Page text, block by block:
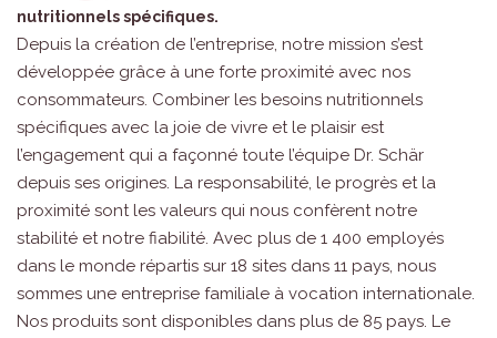
nutritionnels spécifiques.
Depuis la création de l’entreprise, notre mission s’est
développée grâce à une forte proximité avec nos
consommateurs. Combiner les besoins nutritionnels
spécifiques avec la joie de vivre et le plaisir est
l’engagement qui a façonné toute l’équipe Dr. Schär
depuis ses origines. La responsabilité, le progrès et la
proximité sont les valeurs qui nous confèrent notre
stabilité et notre fiabilité. Avec plus de 1 400 employés
dans le monde répartis sur 18 sites dans 11 pays, nous
sommes une entreprise familiale à vocation internationale.
Nos produits sont disponibles dans plus de 85 pays. Le